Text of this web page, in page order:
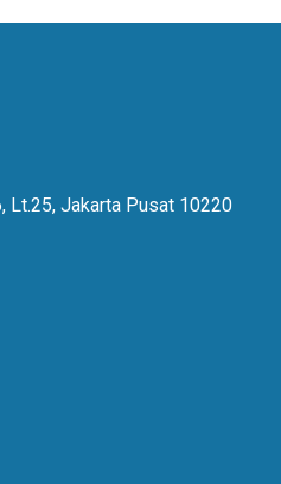
Lt.25, Jakarta Pusat 10220